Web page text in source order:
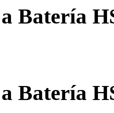
Batería
Batería